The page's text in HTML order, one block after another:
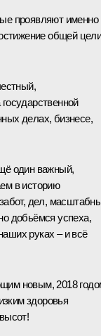
проявляют именно
общей
делах, бизнесе,
один важный,
в историю
дел,
добьёмся успеха,
руках – и всё
новым, 2018
здоровья